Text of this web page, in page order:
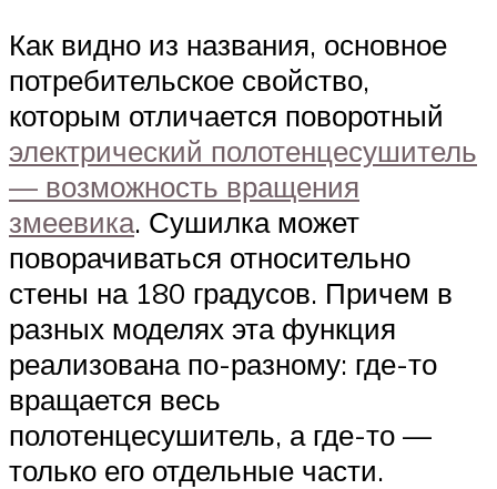
Как видно из названия, основное
потребительское свойство,
которым отличается поворотный
электрический полотенцесушитель
— возможность вращения
змеевика. Сушилка может
поворачиваться относительно
стены на 180 градусов. Причем в
разных моделях эта функция
реализована по-разному: где-то
вращается весь
полотенцесушитель, а где-то —
только его отдельные части.